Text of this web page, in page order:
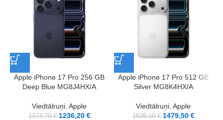
Apple iPhone 17 Pro 256 GB
Deep Blue MG8J4HX/A
Viedtālruņi ,Apple
1373,70€ 1236,20 €
Apple iPhone 17 Pro 512 GB
Silver MG8K4HX/A
Viedtālruņi ,Apple
1638,10€ 1479,50 €